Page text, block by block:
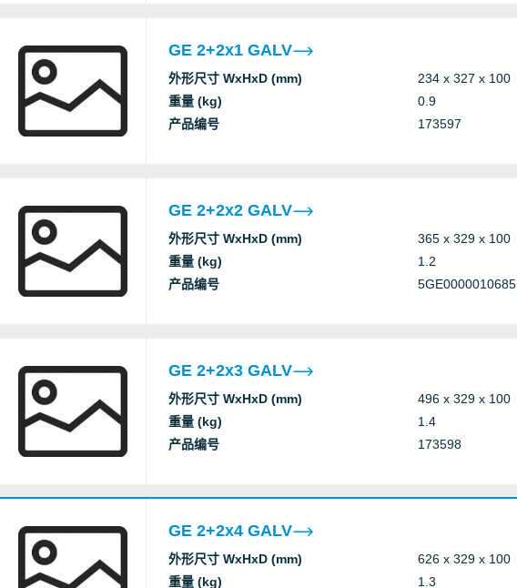
GE 2+2x1 GALV
外形尺寸 WxHxD (mm)
234 x 327 x 100
重量 (kg)
0.9
产品编号
173597
GE 2+2x2 GALV
外形尺寸 WxHxD (mm)
365 x 329 x 100
重量 (kg)
1.2
产品编号
5GE0000010685
GE 2+2x3 GALV
外形尺寸 WxHxD (mm)
496 x 329 x 100
重量 (kg)
1.4
产品编号
173598
GE 2+2x4 GALV
外形尺寸 WxHxD (mm)
626 x 329 x 100
重量 (kg)
1.3